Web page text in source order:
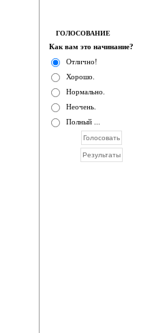
ГОЛОСОВАНИЕ
Как вам это начинание?
Отлично!
Хорошо.
Нормально.
Неочень.
Полный ...